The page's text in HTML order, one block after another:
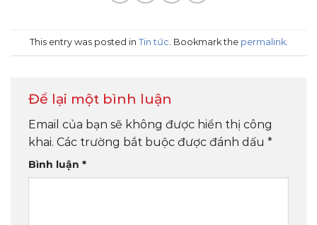
This entry was posted in Tin tức . Bookmark the permalink.
Để lại một bình luận
Email của bạn sẽ không được hiển thị công
khai. Các trường bắt buộc được đánh dấu *
Bình luận *